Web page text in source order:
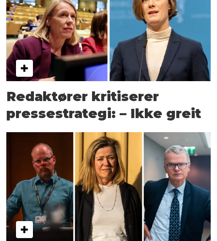
Redaktører kritiserer
presse­­strategi: – Ikke greit